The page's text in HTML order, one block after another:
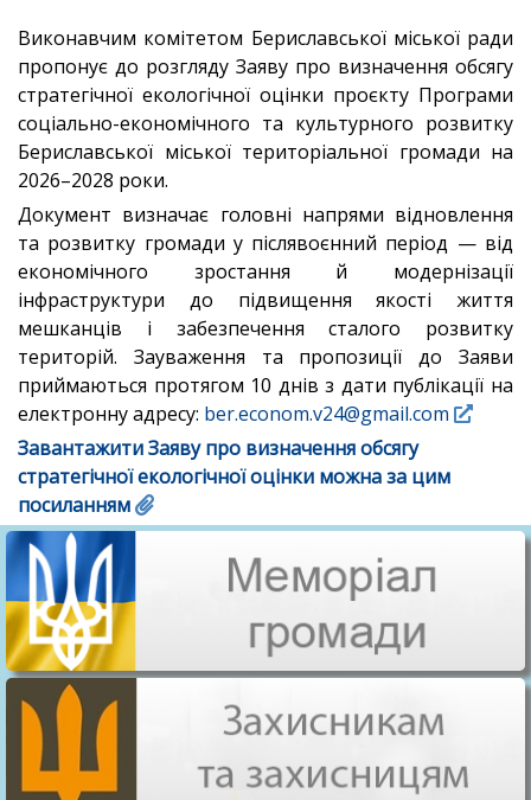
Виконавчим комітетом Бериславської міської ради
пропонує до розгляду Заяву про визначення обсягу
стратегічної екологічної оцінки проєкту Програми
соціально-економічного та культурного розвитку
Бериславської міської територіальної громади на
2026–2028 роки.
Документ визначає головні напрями відновлення
та розвитку громади у післявоєнний період — від
економічного зростання й модернізації
інфраструктури до підвищення якості життя
мешканців і забезпечення сталого розвитку
територій. Зауваження та пропозиції до Заяви
приймаються протягом 10 днів з дати публікації на
електронну адресу: ber.econom.v24@gmail.com
Завантажити Заяву про визначення обсягу
стратегічної екологічної оцінки можна за цим
посиланням